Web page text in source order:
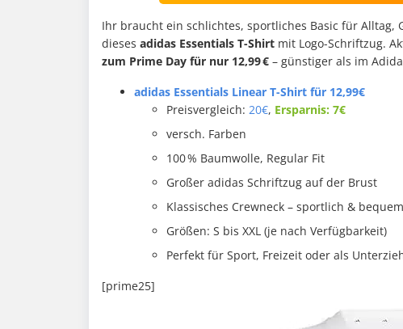
Ihr braucht ein schlichtes, sportliches Basic für Alltag,
dieses adidas Essentials T-Shirt mit Logo-Schriftzug.
zum Prime Day für nur 12,99 € – günstiger als im
adidas Essentials Linear T-Shirt für 12,99€
Preisvergleich: 20€, Ersparnis: 7€
versch. Farben
100 % Baumwolle, Regular Fit
Großer adidas Schriftzug auf der Brust
Klassisches Crewneck – sportlich & bequem
Größen: S bis XXL (je nach Verfügbarkeit)
Perfekt für Sport, Freizeit oder als
[prime25]